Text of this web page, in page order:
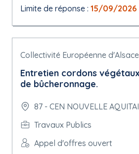
Limite de réponse : 15/09/2026
Collectivité Européenne d'Alsace
Entretien cordons
de bûcheronnage.
87 - CEN NOUVELLE
Travaux Publics
Appel d'offres ouvert